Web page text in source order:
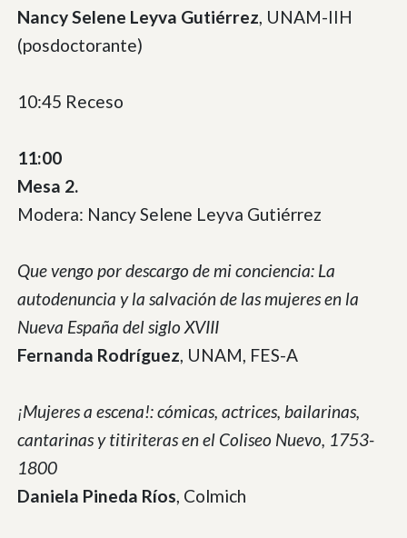
Nancy Selene Leyva Gutiérrez, UNAM-IIH
(posdoctorante)
10:45 Receso
11:00
Mesa 2.
Modera: Nancy Selene Leyva Gutiérrez
Que vengo por descargo de mi conciencia: La
autodenuncia y la salvación de las mujeres en la
Nueva España del siglo XVIII
Fernanda Rodríguez, UNAM, FES-A
¡Mujeres a escena!: cómicas, actrices, bailarinas,
cantarinas y titiriteras en el Coliseo Nuevo, 1753-
1800
Daniela Pineda Ríos, Colmich